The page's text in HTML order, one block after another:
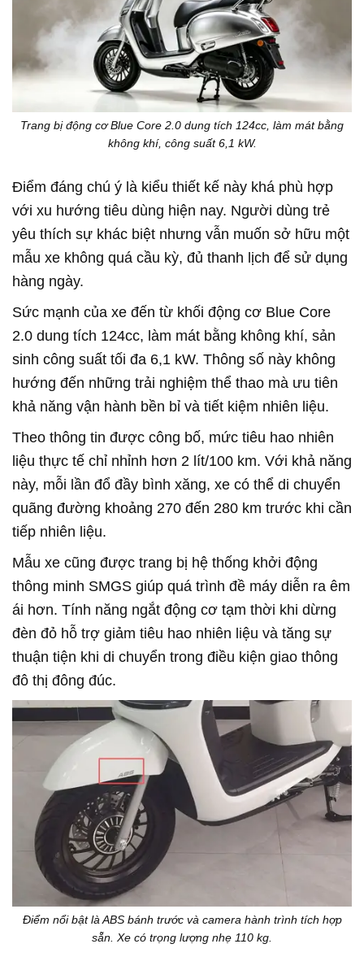
Trang bị động cơ Blue Core 2.0 dung tích 124cc, làm mát bằng
không khí, công suất 6,1 kW.
Điểm đáng chú ý là kiểu thiết kế này khá phù hợp
với xu hướng tiêu dùng hiện nay. Người dùng trẻ
yêu thích sự khác biệt nhưng vẫn muốn sở hữu một
mẫu xe không quá cầu kỳ, đủ thanh lịch để sử dụng
hàng ngày.
Sức mạnh của xe đến từ khối động cơ Blue Core
2.0 dung tích 124cc, làm mát bằng không khí, sản
sinh công suất tối đa 6,1 kW. Thông số này không
hướng đến những trải nghiệm thể thao mà ưu tiên
khả năng vận hành bền bỉ và tiết kiệm nhiên liệu.
Theo thông tin được công bố, mức tiêu hao nhiên
liệu thực tế chỉ nhỉnh hơn 2 lít/100 km. Với khả năng
này, mỗi lần đổ đầy bình xăng, xe có thể di chuyển
quãng đường khoảng 270 đến 280 km trước khi cần
tiếp nhiên liệu.
Mẫu xe cũng được trang bị hệ thống khởi động
thông minh SMGS giúp quá trình đề máy diễn ra êm
ái hơn. Tính năng ngắt động cơ tạm thời khi dừng
đèn đỏ hỗ trợ giảm tiêu hao nhiên liệu và tăng sự
thuận tiện khi di chuyển trong điều kiện giao thông
đô thị đông đúc.
Điểm nổi bật là ABS bánh trước và camera hành trình tích hợp
sẵn. Xe có trọng lượng nhẹ 110 kg.